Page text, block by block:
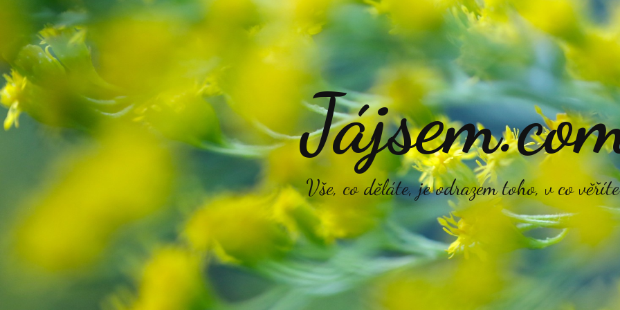
Vše, co děláte, je odrazem toho, v co